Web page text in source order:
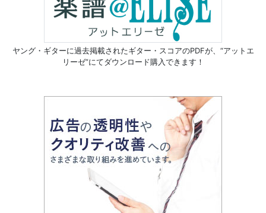
ヤング・ギターに過去掲載されたギター・スコアのPDFが、 “アットエ
リーゼ”にてダウンロード購入できます！